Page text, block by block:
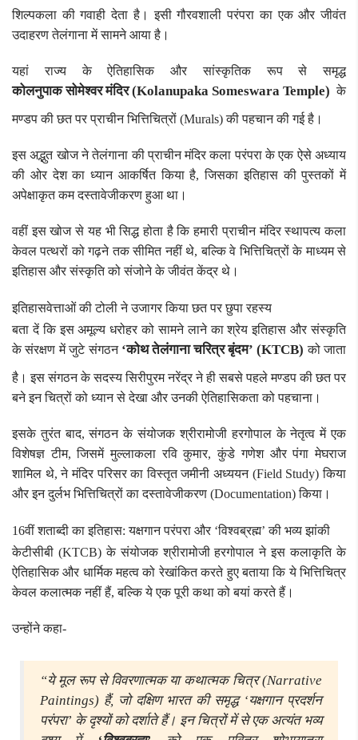
शिल्पकला की गवाही देता है। इसी गौरवशाली परंपरा का एक और जीवंत
उदाहरण तेलंगाना में सामने आया है।
यहां राज्य के ऐतिहासिक और सांस्कृतिक रूप से समृद्ध
कोलनुपाक सोमेश्वर मंदिर (Kolanupaka Someswara Temple) के
मण्डप की छत पर प्राचीन भित्तिचित्रों (Murals) की पहचान की गई है।
इस अद्भुत खोज ने तेलंगाना की प्राचीन मंदिर कला परंपरा के एक ऐसे अध्याय
की ओर देश का ध्यान आकर्षित किया है, जिसका इतिहास की पुस्तकों में
अपेक्षाकृत कम दस्तावेजीकरण हुआ था।
वहीं इस खोज से यह भी सिद्ध होता है कि हमारी प्राचीन मंदिर स्थापत्य कला
केवल पत्थरों को गढ़ने तक सीमित नहीं थे, बल्कि वे भित्तिचित्रों के माध्यम से
इतिहास और संस्कृति को संजोने के जीवंत केंद्र थे।
इतिहासवेत्ताओं की टोली ने उजागर किया छत पर छुपा रहस्य
बता दें कि इस अमूल्य धरोहर को सामने लाने का श्रेय इतिहास और संस्कृति
के संरक्षण में जुटे संगठन ‘कोथ तेलंगाना चरित्र बृंदम’ (KTCB) को जाता
है। इस संगठन के सदस्य सिरीपुरम नरेंद्र ने ही सबसे पहले मण्डप की छत पर
बने इन चित्रों को ध्यान से देखा और उनकी ऐतिहासिकता को पहचाना।
इसके तुरंत बाद, संगठन के संयोजक श्रीरामोजी हरगोपाल के नेतृत्व में एक
विशेषज्ञ टीम, जिसमें मुल्लाकला रवि कुमार, कुंडे गणेश और पंगा मेघराज
शामिल थे, ने मंदिर परिसर का विस्तृत जमीनी अध्ययन (Field Study) किया
और इन दुर्लभ भित्तिचित्रों का दस्तावेजीकरण (Documentation) किया।
16वीं शताब्दी का इतिहास: यक्षगान परंपरा और ‘विश्वब्रह्म’ की भव्य झांकी
केटीसीबी (KTCB) के संयोजक श्रीरामोजी हरगोपाल ने इस कलाकृति के
ऐतिहासिक और धार्मिक महत्व को रेखांकित करते हुए बताया कि ये भित्तिचित्र
केवल कलात्मक नहीं हैं, बल्कि ये एक पूरी कथा को बयां करते हैं।
उन्होंने कहा-
“ये मूल रूप से विवरणात्मक या कथात्मक चित्र (Narrative
Paintings) हैं, जो दक्षिण भारत की समृद्ध ‘यक्षगान प्रदर्शन
परंपरा’ के दृश्यों को दर्शाते हैं। इन चित्रों में से एक अत्यंत भव्य